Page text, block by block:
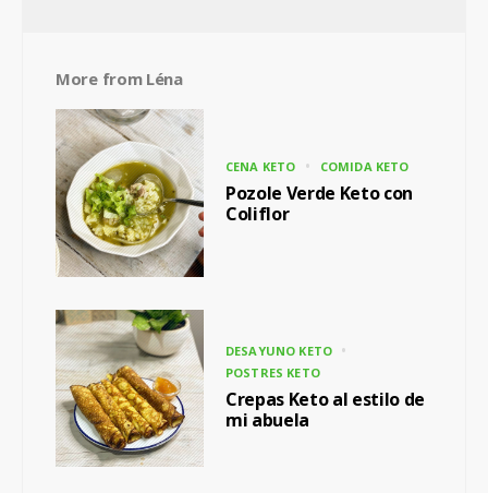
More from Léna
CENA KETO COMIDA KETO
Pozole Verde Keto con
Coliflor
DESAYUNO KETO
POSTRES KETO
Crepas Keto al estilo de
mi abuela